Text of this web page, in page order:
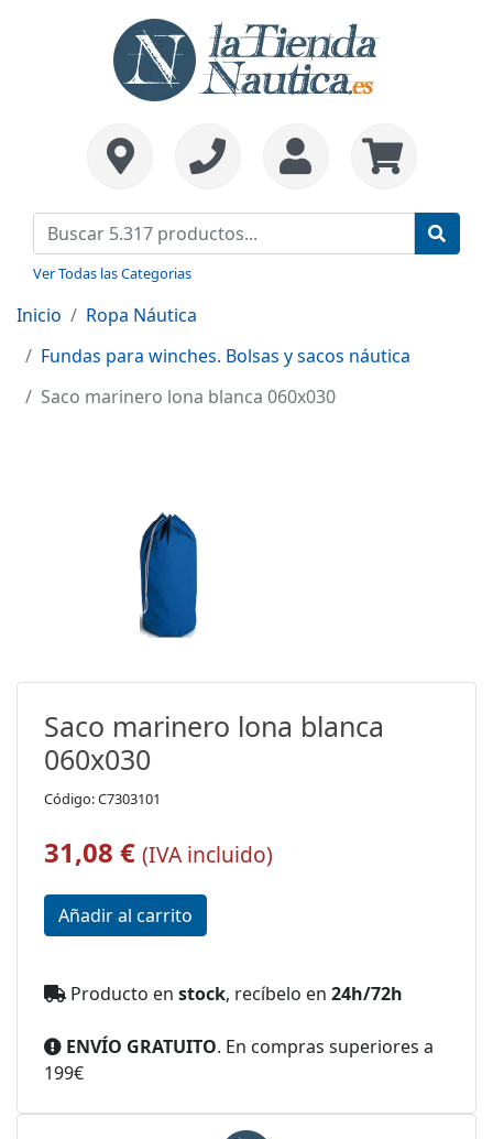
Ver Todas las Categorias
Inicio
Ropa Náutica
Fundas para winches. Bolsas y sacos náutica
Saco marinero lona blanca 060x030
Saco marinero lona blanca
060x030
Código: C7303101
31,08 € (IVA incluido)
Producto en stock, recíbelo en 24h/72h
ENVÍO GRATUITO. En compras superiores a
199€